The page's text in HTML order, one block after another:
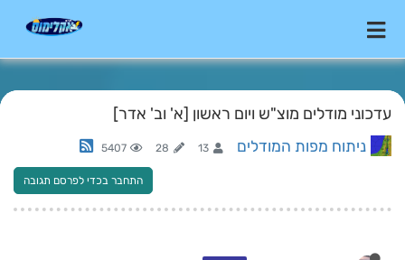
עדכוני מודלים מוצ"ש ויום ראשון [א' וב' אדר]
ניתוח מפות המודלים 13
28
5407
התחבר בכדי לפרסם תגובה